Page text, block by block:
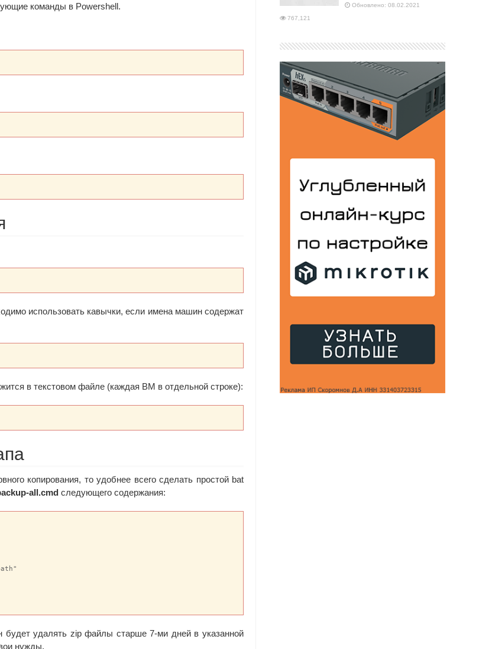
команды в Powershell.
использовать кавычки, если имена машин содержат
в текстовом файле (каждая ВМ в отдельной строке):
копирования, то удобнее всего сделать простой bat
all.cmd следующего содержания:
удалять zip файлы старше 7-ми дней в указанной
нужды.
Обновлено: 08.02.2021
767,121